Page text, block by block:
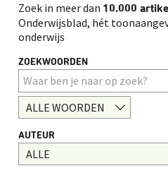
Zoek in meer dan 10.000
Onderwijsblad, hét
onderwijs
ZOEKWOORDEN
AUTEUR